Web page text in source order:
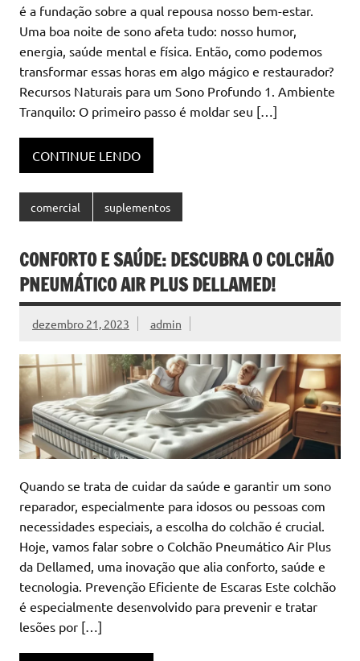
é a fundação sobre a qual repousa nosso bem-estar.
Uma boa noite de sono afeta tudo: nosso humor,
energia, saúde mental e física. Então, como podemos
transformar essas horas em algo mágico e restaurador?
Recursos Naturais para um Sono Profundo 1. Ambiente
Tranquilo: O primeiro passo é moldar seu […]
CONTINUE LENDO
comercial suplementos
CONFORTO E SAÚDE: DESCUBRA O COLCHÃO
PNEUMÁTICO AIR PLUS DELLAMED!
dezembro 21, 2023 admin
Quando se trata de cuidar da saúde e garantir um sono
reparador, especialmente para idosos ou pessoas com
necessidades especiais, a escolha do colchão é crucial.
Hoje, vamos falar sobre o Colchão Pneumático Air Plus
da Dellamed, uma inovação que alia conforto, saúde e
tecnologia. Prevenção Eficiente de Escaras Este colchão
é especialmente desenvolvido para prevenir e tratar
lesões por […]